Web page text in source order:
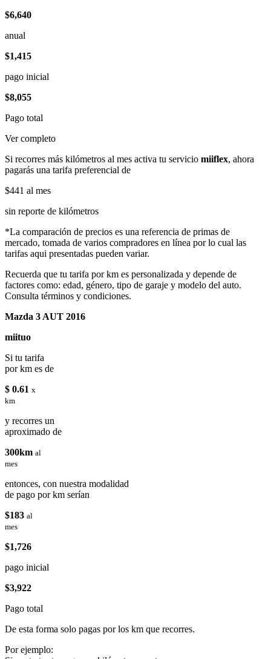
$6,640
anual
$1,415
pago inicial
$8,055
Pago total
Ver completo
Si recorres más kilómetros al mes activa tu servicio miiflex, ahora
pagarás una tarifa preferencial de
$441 al mes
sin reporte de kilómetros
*La comparación de precios es una referencia de primas de
mercado, tomada de varios compradores en línea por lo cual las
tarifas aqui presentadas pueden variar.
Recuerda que tu tarifa por km es personalizada y depende de
factores como: edad, género, tipo de garaje y modelo del auto.
Consulta términos y condiciones.
Mazda 3 AUT 2016
miituo
Si tu tarifa
por km es de
$ 0.61 x
km
y recorres un
aproximado de
300km al
mes
entonces, con nuestra modalidad
de pago por km serían
$183 al
mes
$1,726
pago inicial
$3,922
Pago total
De esta forma solo pagas por los km que recorres.
Por ejemplo: